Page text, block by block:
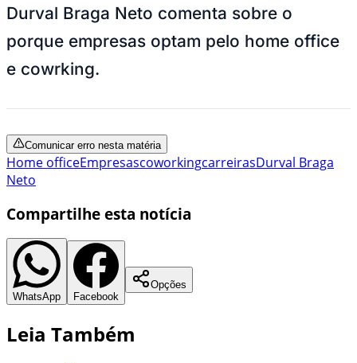
Durval Braga Neto comenta sobre o
porque empresas optam pelo home office
e cowrking.
Comunicar erro nesta matéria
Home officeEmpresascoworkingcarreirasDurval Braga
Neto
Compartilhe esta notícia
WhatsApp Facebook
Opções
Leia Também